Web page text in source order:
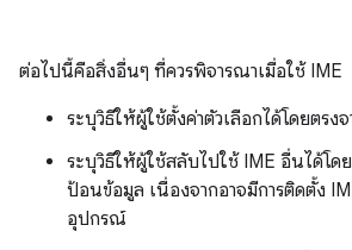
ต่อไปนี้คือสิ่งอื่นๆ ที่ควรพิจารณาเมื่อใช้ IME
ระบุวิธีให้ผู้ใช้ตั้งค่าตัวเลือกได้โดยตรง
ระบุวิธีให้ผู้ใช้สลับไปใช้ IME อื่นได้โดย
ป้อนข้อมูล เนื่องจากอาจมีการติดตั้ง
อุปกรณ์